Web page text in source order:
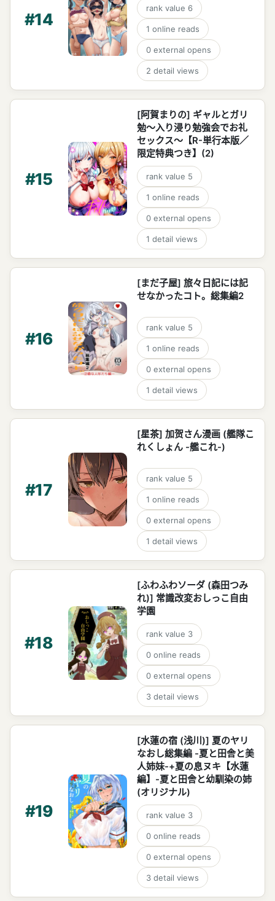
#14
rank value 6
1 online reads
0 external opens
2 detail views
#15
[阿賀まりの] ギャルとガリ
勉～入り浸り勉強会でお礼
セックス～【R-単行本版／
限定特典つき】(2)
rank value 5
1 online reads
0 external opens
1 detail views
#16
[まだ子屋] 旅々日記には記
せなかったコト。総集編2
rank value 5
1 online reads
0 external opens
1 detail views
#17
[星茶] 加贺さん漫画 (艦隊こ
れくしょん -艦これ-)
rank value 5
1 online reads
0 external opens
1 detail views
#18
[ふわふわソーダ (森田つみ
れ)] 常識改変おしっこ自由
学園
rank value 3
0 online reads
0 external opens
3 detail views
#19
[水蓮の宿 (浅川)] 夏のヤリ
なおし総集編 -夏と田舎と美
人姉妹-+夏の息ヌキ【水蓮
編】-夏と田舎と幼馴染の姉
(オリジナル)
rank value 3
0 online reads
0 external opens
3 detail views